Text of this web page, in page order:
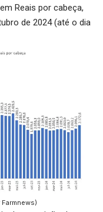
Reais por cabeça,
de 2024 (até o dia